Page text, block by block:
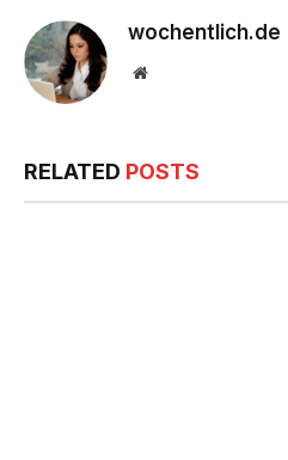
wochentlich.de
Website
RELATED POSTS